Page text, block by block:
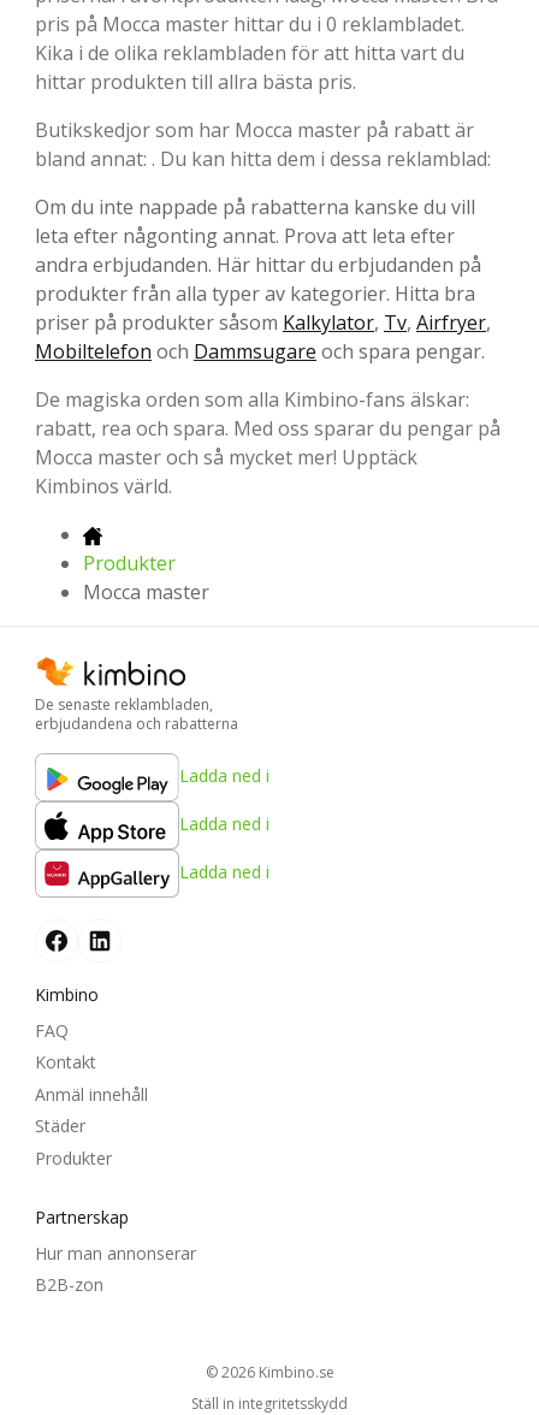
pris på Mocca master hittar du i 0 reklambladet.
Kika i de olika reklambladen för att hitta vart du
hittar produkten till allra bästa pris.
Butikskedjor som har Mocca master på rabatt är
bland annat: . Du kan hitta dem i dessa reklamblad:
Om du inte nappade på rabatterna kanske du vill
leta efter någonting annat. Prova att leta efter
andra erbjudanden. Här hittar du erbjudanden på
produkter från alla typer av kategorier. Hitta bra
priser på produkter såsom Kalkylator, Tv, Airfryer,
Mobiltelefon och Dammsugare och spara pengar.
De magiska orden som alla Kimbino-fans älskar:
rabatt, rea och spara. Med oss sparar du pengar på
Mocca master och så mycket mer! Upptäck
Kimbinos värld.
Produkter
Mocca master
De senaste reklambladen,
erbjudandena och rabatterna
Ladda ned i
Ladda ned i
Ladda ned i
Kimbino
FAQ
Kontakt
Anmäl innehåll
Städer
Produkter
Partnerskap
Hur man annonserar
B2B-zon
© 2026 kimbino.se
Ställ in integritetsskydd